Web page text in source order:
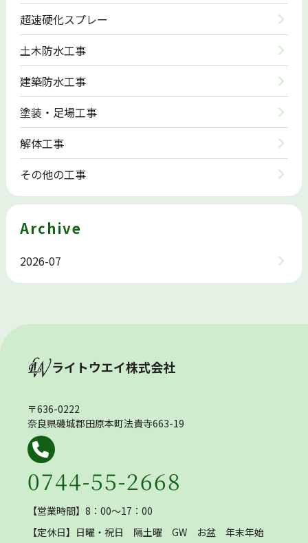
超速硬化スプレー
土木防水工事
建築防水工事
塗装・足場工事
解体工事
その他の工事
Archive
2026-07
ライトウエイ株式会社
〒636-0222
奈良県磯城郡田原本町法貴寺663-19
0744-55-2668
【営業時間】8：00～17：00
【定休日】 日曜・祝日 隔土曜 GW お盆 年末年始